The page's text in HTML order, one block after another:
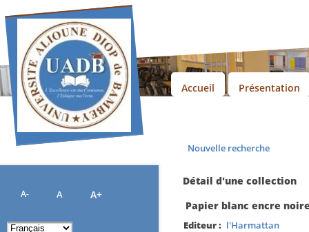
Nouvelle recherche
Détail d'une collection
Papier blanc encre
Editeur : l'Harmattan
Accueil Présentation
A- A A+